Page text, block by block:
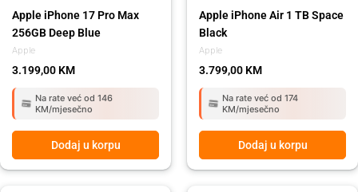
Apple
Apple iPhone 17 Pro Max
256GB Deep Blue
3.199,00 KM
Na rate već od 146
KM/mjesečno
Dodaj u korpu
Apple
Apple iPhone Air 1 TB Space
Black
3.799,00 KM
Na rate već od 174
KM/mjesečno
Dodaj u korpu